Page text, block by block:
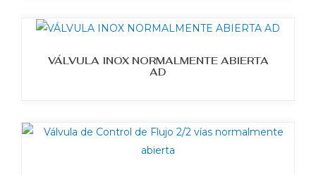
VÁLVULA INOX NORMALMENTE ABIERTA
AD